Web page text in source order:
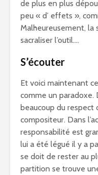
de plus en plus
peu « d’ effets »,
Malheureusement, la
sacraliser l’outil….
S’écouter
Et voici maintenant
comme un paradoxe.
beaucoup du respect
compositeur. Dans
responsabilité est
lui a été légué il y a
se doit de rester au
partition se trouve